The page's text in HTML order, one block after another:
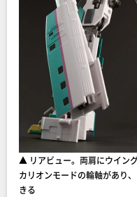
▲ リアビュー。両肩にウイン
カリオンモードの輪軸があり
きる